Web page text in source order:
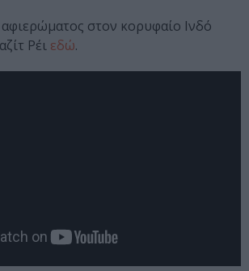
στον κορυφαίο Ινδό
Ρέι εδώ.